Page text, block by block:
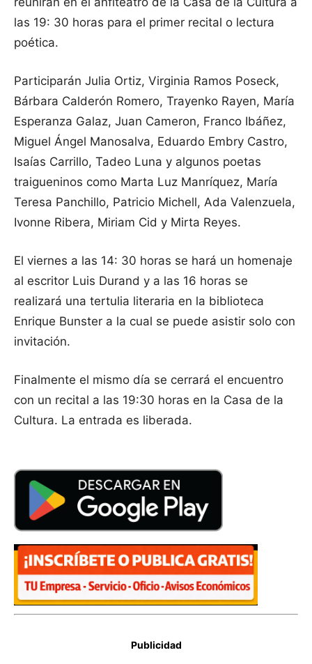
las 19: 30 horas para el primer recital o lectura
poética.
Participarán Julia Ortiz, Virginia Ramos Poseck,
Bárbara Calderón Romero, Trayenko Rayen, María
Esperanza Galaz, Juan Cameron, Franco Ibáñez,
Miguel Ángel Manosalva, Eduardo Embry Castro,
Isaías Carrillo, Tadeo Luna y algunos poetas
traigueninos como Marta Luz Manríquez, María
Teresa Panchillo, Patricio Michell, Ada Valenzuela,
Ivonne Ribera, Miriam Cid y Mirta Reyes.
El viernes a las 14: 30 horas se hará un homenaje
al escritor Luis Durand y a las 16 horas se
realizará una tertulia literaria en la biblioteca
Enrique Bunster a la cual se puede asistir solo con
invitación.
Finalmente el mismo día se cerrará el encuentro
con un recital a las 19:30 horas en la Casa de la
Cultura. La entrada es liberada.
Publicidad